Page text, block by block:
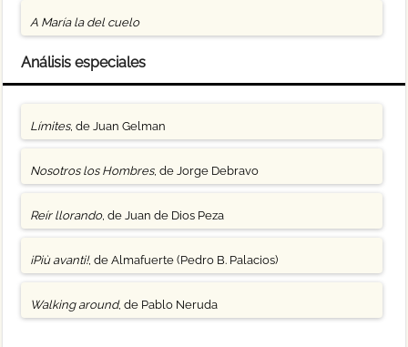
A María la del cuelo
Análisis especiales
Límites, de Juan Gelman
Nosotros los Hombres, de Jorge Debravo
Reír llorando, de Juan de Dios Peza
¡Più avanti!, de Almafuerte (Pedro B. Palacios)
Walking around, de Pablo Neruda